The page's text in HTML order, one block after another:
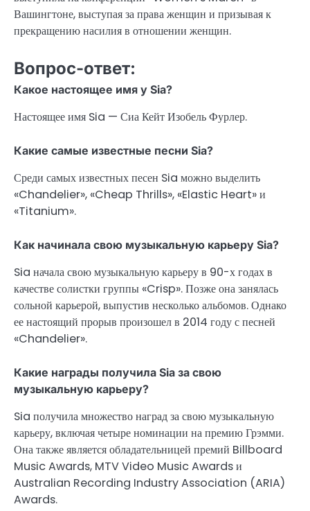
Вашингтоне, выступая за права женщин и призывая к
прекращению насилия в отношении женщин.
Вопрос-ответ:
Какое настоящее имя у Sia?
Настоящее имя Sia — Сиа Кейт Изобель Фурлер.
Какие самые известные песни Sia?
Среди самых известных песен Sia можно выделить
«Chandelier», «Cheap Thrills», «Elastic Heart» и
«Titanium».
Как начинала свою музыкальную карьеру Sia?
Sia начала свою музыкальную карьеру в 90-х годах в
качестве солистки группы «Crisp». Позже она занялась
сольной карьерой, выпустив несколько альбомов. Однако
ее настоящий прорыв произошел в 2014 году с песней
«Chandelier».
Какие награды получила Sia за свою
музыкальную карьеру?
Sia получила множество наград за свою музыкальную
карьеру, включая четыре номинации на премию Грэмми.
Она также является обладательницей премий Billboard
Music Awards, MTV Video Music Awards и
Australian Recording Industry Association (ARIA)
Awards.